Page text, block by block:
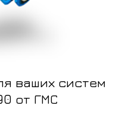
ваших систем
от ГМС